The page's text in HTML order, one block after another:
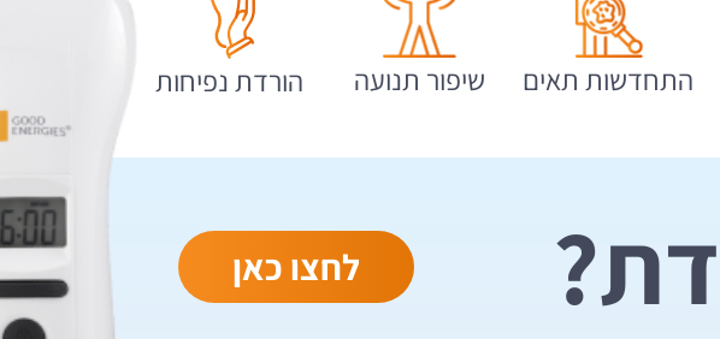
התחדשות תאים שיפור תנועה הורדת נפיחות
לחצו כאן